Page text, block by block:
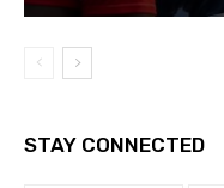
STAY CONNECTED